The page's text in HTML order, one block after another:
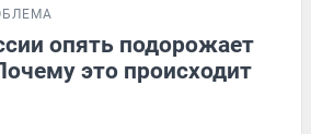
опять подорожает
это происходит